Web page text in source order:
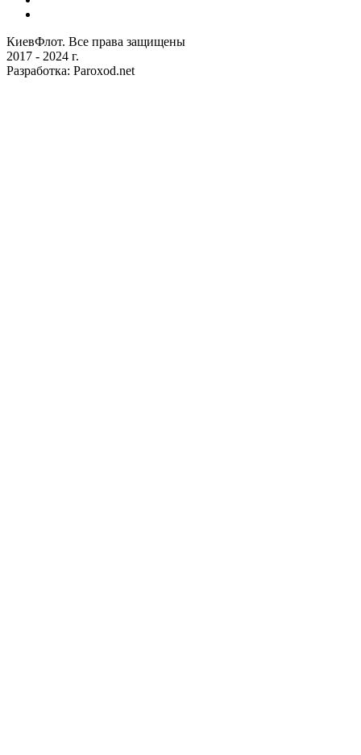
КиевФлот. Все права защищены
2017 - 2024 г.
Разработка: Paroxod.net